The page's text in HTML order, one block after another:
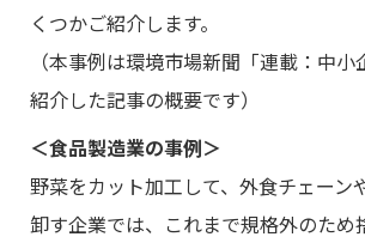
くつかご紹介します。
（本事例は環境市場新聞「連載：中小
紹介した記事の概要です）
＜食品製造業の事例＞
野菜をカット加工して、外食チェーン
卸す企業では、これまで規格外のため